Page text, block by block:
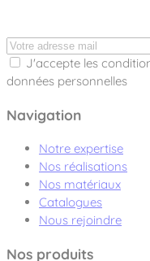
J'accepte les
données personnelles
Navigation
Notre expertise
Nos réalisations
Nos matériaux
Catalogues
Nous rejoindre
Nos produits